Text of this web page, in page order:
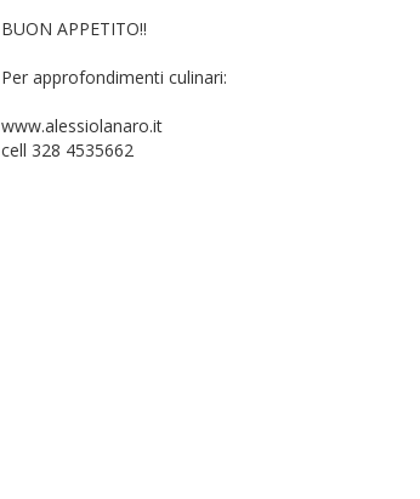
BUON APPETITO!!
Per approfondimenti culinari:
www.alessiolanaro.it
cell 328 4535662